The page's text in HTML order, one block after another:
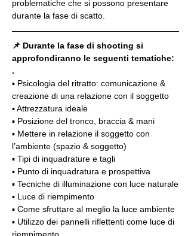
problematiche che si possono presentare
durante la fase di scatto.
📌 Durante la fase di shooting si
approfondiranno le seguenti tematiche:
.
▪️ Psicologia del ritratto: comunicazione &
creazione di una relazione con il soggetto
▪️ Attrezzatura ideale
▪️ Posizione del tronco, braccia & mani
▪️ Mettere in relazione il soggetto con
l’ambiente (spazio & soggetto)
▪️ Tipi di inquadrature e tagli
▪️ Punto di inquadratura e prospettiva
▪️ Tecniche di illuminazione con luce naturale
▪️ Luce di riempimento
▪️ Come sfruttare al meglio la luce ambiente
▪️ Utilizzo dei pannelli riflettenti come luce di